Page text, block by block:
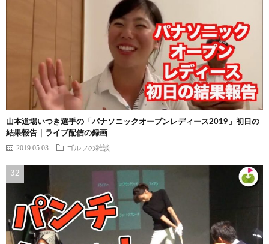
山本道場いつき選手の「パナソニックオープンレディース2019」初日の
結果報告｜ライブ配信の録画
2019.05.03 ゴルフの雑談